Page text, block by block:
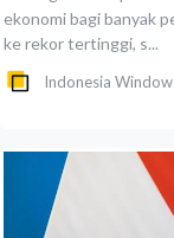
ekonomi bagi banyak
ke rekor tertinggi, s...
Indonesia Window